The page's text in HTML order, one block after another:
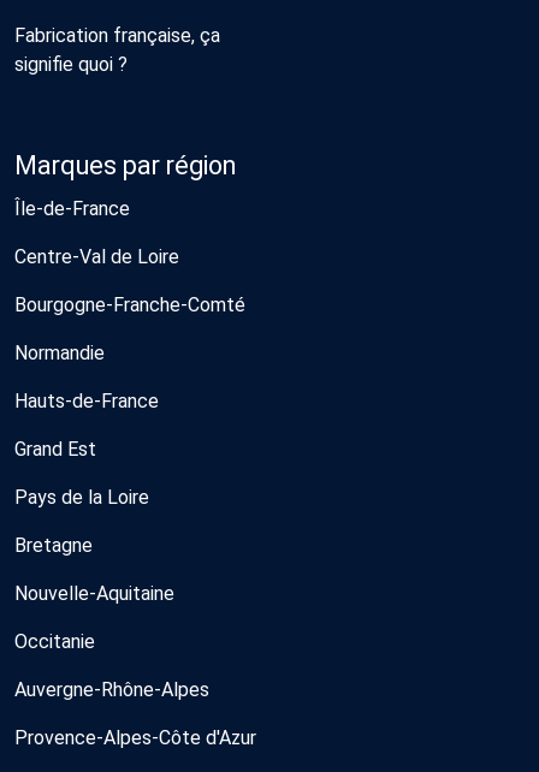
Fabrication française, ça
signifie quoi ?
Marques par région
Île-de-France
Centre-Val de Loire
Bourgogne-Franche-Comté
Normandie
Hauts-de-France
Grand Est
Pays de la Loire
Bretagne
Nouvelle-Aquitaine
Occitanie
Auvergne-Rhône-Alpes
Provence-Alpes-Côte d'Azur